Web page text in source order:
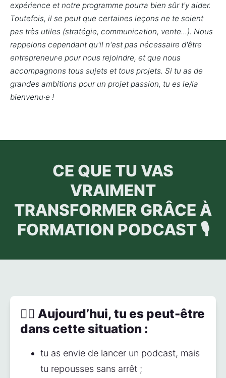
expérience et notre programme pourra bien sûr t'y aider.
Toutefois, il se peut que certaines leçons ne te soient
pas très utiles (stratégie, communication, vente...). Nous
rappelons cependant qu'il n'est pas nécessaire d'être
entrepreneur·e pour nous rejoindre, et que nous
accompagnons tous sujets et tous projets. Si tu as de
grandes ambitions pour un projet passion, tu es le/la
bienvenu·e !
CE QUE TU VAS
VRAIMENT
TRANSFORMER GRÂCE À
FORMATION PODCAST 🎙️
😵‍💫 Aujourd’hui, tu es peut-être
dans cette situation :
tu as envie de lancer un podcast, mais
tu repousses sans arrêt ;